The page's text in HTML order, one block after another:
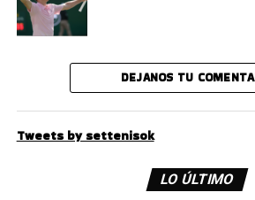
DEJANOS TU
Tweets by settenisok
LO ÚLTIMO